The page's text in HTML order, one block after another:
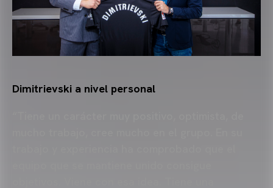
Dimitrievski a nivel personal